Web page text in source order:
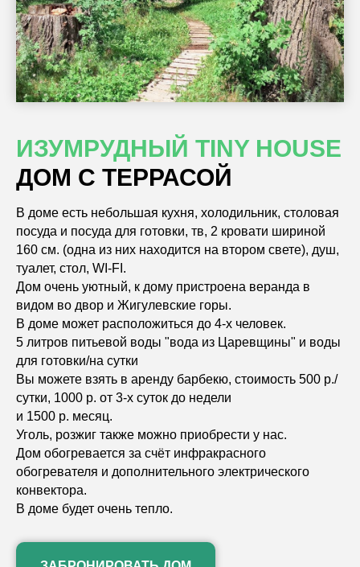
ИЗУМРУДНЫЙ TINY HOUSE
ДОМ С ТЕРРАСОЙ
В доме есть небольшая кухня, холодильник, столовая
посуда и посуда для готовки, тв, 2 кровати шириной
160 см. (одна из них находится на втором свете), душ,
туалет, стол, WI-FI.
Дом очень уютный, к дому пристроена веранда в
видом во двор и Жигулевские горы.
В доме может расположиться до 4-х человек.
5 литров питьевой воды "вода из Царевщины" и воды
для готовки/на сутки
Вы можете взять в аренду барбекю, стоимость 500 р./
сутки, 1000 р. от 3-х суток до недели
и 1500 р. месяц.
Уголь, розжиг также можно приобрести у нас.
Дом обогревается за счёт инфракрасного
обогревателя и дополнительного электрического
конвектора.
В доме будет очень тепло.